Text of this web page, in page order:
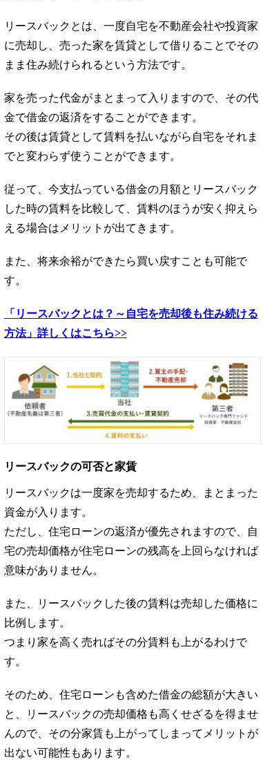
リースバックとは、一度自宅を不動産会社や投資家
に売却し、売った家を賃貸として借りることでその
まま住み続けられるという方法です。
家を売った代金がまとまって入りますので、その代
金で借金の返済をすることができます。
その後は賃貸として賃料を払いながら自宅をそれま
でと変わらず使うことができます。
従って、今支払っている借金の月額とリースバック
した時の賃料を比較して、賃料のほうが安く抑えら
える場合はメリットが出てきます。
また、将来余裕ができたら買い戻すことも可能で
す。
「リースバックとは？～自宅を売却後も住み続ける
方法」詳しくはこちら>>
リースバックの可否と家賃
リースバックは一度家を売却するため、まとまった
資金が入ります。
ただし、住宅ローンの返済が優先されますので、自
宅の売却価格が住宅ローンの残高を上回らなければ
意味がありません。
また、リースバックした後の賃料は売却した価格に
比例します。
つまり家を高く売ればその分賃料も上がるわけで
す。
そのため、住宅ローンも含めた借金の総額が大きい
と、リースバックの売却価格も高くせざるを得ませ
んので、その分家賃も上がってしまってメリットが
出ない可能性もあります。